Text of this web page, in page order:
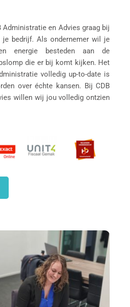
Administratie en Advies graag bij
je bedrijf. Als ondernemer wil je
besteden aan de
die er bij komt kijken. Het
volledig up-to-date is
over échte kansen. Bij CDB
willen wij jou volledig ontzien